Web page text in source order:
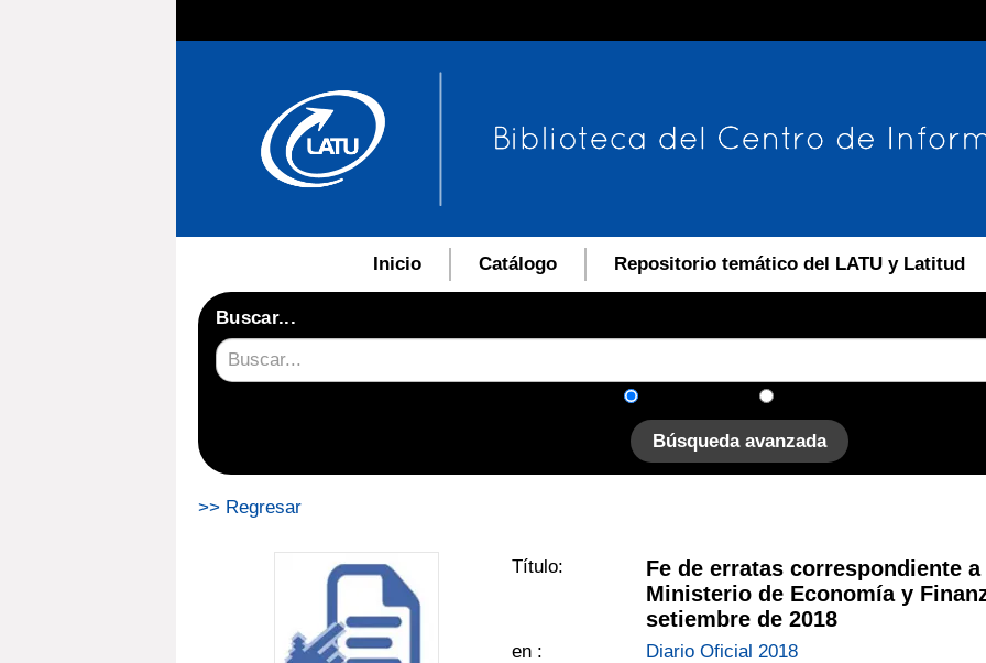
Inicio Catálogo Repositorio temático del LATU y Latitud
Buscar...
Búsqueda avanzada
>> Regresar
Título:
Fe de erratas correspondiente
Ministerio de Economía y
setiembre de 2018
en : Diario Oficial 2018